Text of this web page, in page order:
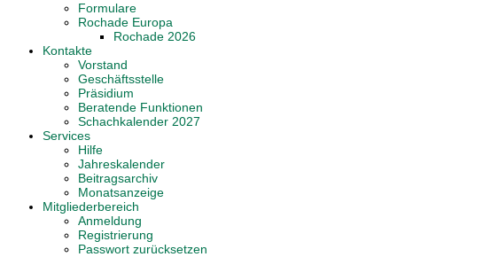
Formulare
Rochade Europa
Rochade 2026
Kontakte
Vorstand
Geschäftsstelle
Präsidium
Beratende Funktionen
Schachkalender 2027
Services
Hilfe
Jahreskalender
Beitragsarchiv
Monatsanzeige
Mitgliederbereich
Anmeldung
Registrierung
Passwort zurücksetzen